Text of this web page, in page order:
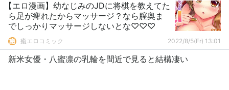
【エロ漫画】幼なじみのJDに将棋を教えてた
ら足が痺れたからマッサージ？なら膣奥ま
でしっかりマッサージしないとな♡♡♡
癒エロコミック 2022/8/5(Fr) 13:01
新米女優・八蜜凛の乳輪を間近で見ると結構凄い